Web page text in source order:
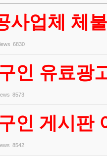
사업체 체
6830
인 유료광
8573
인 게시판
8542